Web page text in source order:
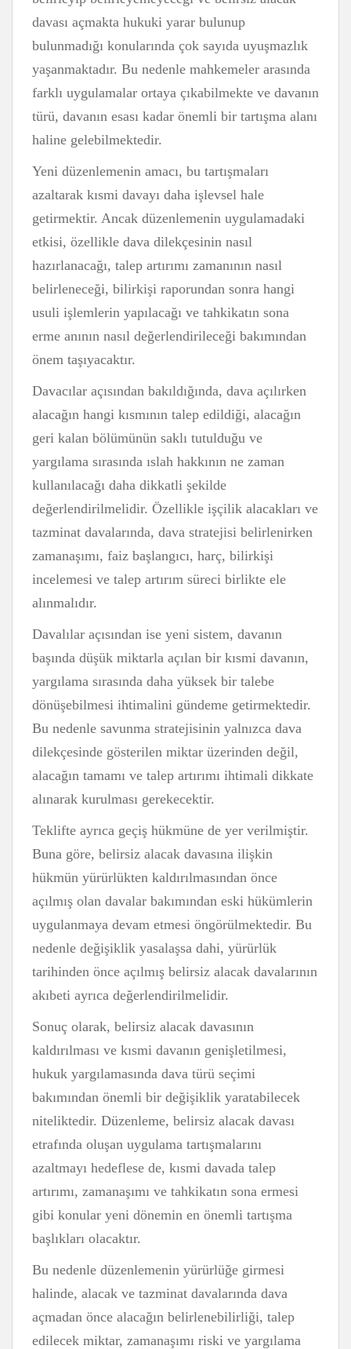
davası açmakta hukuki yarar bulunup
bulunmadığı konularında çok sayıda uyuşmazlık
yaşanmaktadır. Bu nedenle mahkemeler arasında
farklı uygulamalar ortaya çıkabilmekte ve davanın
türü, davanın esası kadar önemli bir tartışma alanı
haline gelebilmektedir.
Yeni düzenlemenin amacı, bu tartışmaları
azaltarak kısmi davayı daha işlevsel hale
getirmektir. Ancak düzenlemenin uygulamadaki
etkisi, özellikle dava dilekçesinin nasıl
hazırlanacağı, talep artırımı zamanının nasıl
belirleneceği, bilirkişi raporundan sonra hangi
usuli işlemlerin yapılacağı ve tahkikatın sona
erme anının nasıl değerlendirileceği bakımından
önem taşıyacaktır.
Davacılar açısından bakıldığında, dava açılırken
alacağın hangi kısmının talep edildiği, alacağın
geri kalan bölümünün saklı tutulduğu ve
yargılama sırasında ıslah hakkının ne zaman
kullanılacağı daha dikkatli şekilde
değerlendirilmelidir. Özellikle işçilik alacakları ve
tazminat davalarında, dava stratejisi belirlenirken
zamanaşımı, faiz başlangıcı, harç, bilirkişi
incelemesi ve talep artırım süreci birlikte ele
alınmalıdır.
Davalılar açısından ise yeni sistem, davanın
başında düşük miktarla açılan bir kısmi davanın,
yargılama sırasında daha yüksek bir talebe
dönüşebilmesi ihtimalini gündeme getirmektedir.
Bu nedenle savunma stratejisinin yalnızca dava
dilekçesinde gösterilen miktar üzerinden değil,
alacağın tamamı ve talep artırımı ihtimali dikkate
alınarak kurulması gerekecektir.
Teklifte ayrıca geçiş hükmüne de yer verilmiştir.
Buna göre, belirsiz alacak davasına ilişkin
hükmün yürürlükten kaldırılmasından önce
açılmış olan davalar bakımından eski hükümlerin
uygulanmaya devam etmesi öngörülmektedir. Bu
nedenle değişiklik yasalaşsa dahi, yürürlük
tarihinden önce açılmış belirsiz alacak davalarının
akıbeti ayrıca değerlendirilmelidir.
Sonuç olarak, belirsiz alacak davasının
kaldırılması ve kısmi davanın genişletilmesi,
hukuk yargılamasında dava türü seçimi
bakımından önemli bir değişiklik yaratabilecek
niteliktedir. Düzenleme, belirsiz alacak davası
etrafında oluşan uygulama tartışmalarını
azaltmayı hedeflese de, kısmi davada talep
artırımı, zamanaşımı ve tahkikatın sona ermesi
gibi konular yeni dönemin en önemli tartışma
başlıkları olacaktır.
Bu nedenle düzenlemenin yürürlüğe girmesi
halinde, alacak ve tazminat davalarında dava
açmadan önce alacağın belirlenebilirliği, talep
edilecek miktar, zamanaşımı riski ve yargılama